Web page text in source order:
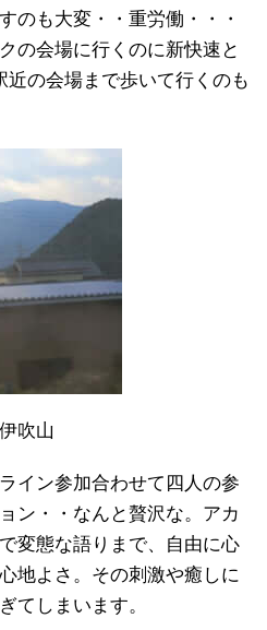
のも大変・・重労働・・・
の会場に行くのに新快速と
の会場まで歩いて行くのも
吹山
イン参加合わせて四人の参
ン・・なんと贅沢な。アカ
変態な語りまで、自由に心
地よさ。その刺激や癒しに
てしまいます。